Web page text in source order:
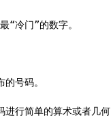
“冷门”的数字。
号码。
进行简单的算术或者几何